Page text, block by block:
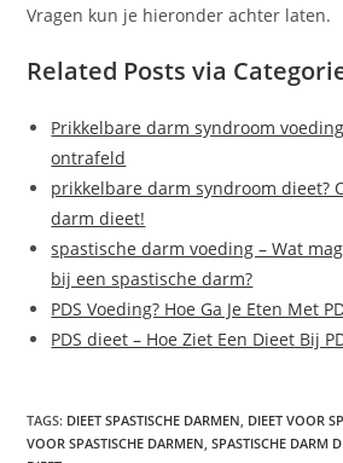
Vragen kun je hieronder achter laten.
Related Posts via
Prikkelbare darm syndroom
ontrafeld
prikkelbare darm syndroom dieet?
darm dieet!
spastische darm voeding – Wat
bij een spastische darm?
PDS Voeding? Hoe Ga Je Eten Met
PDS dieet – Hoe Ziet Een Dieet Bij
TAGS: DIEET SPASTISCHE DARMEN, DIEET VOOR
VOOR SPASTISCHE DARMEN, SPASTISCHE DARM